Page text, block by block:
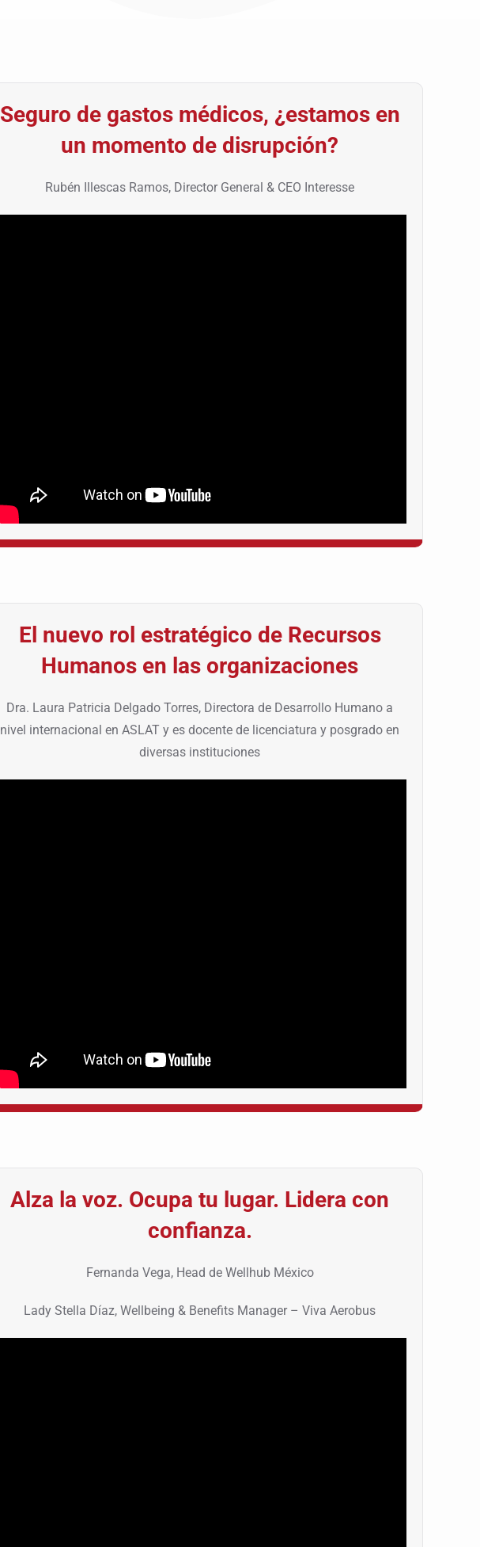
Seguro de gastos médicos, ¿estamos en
un momento de disrupción?
Rubén Illescas Ramos, Director General & CEO Interesse
El nuevo rol estratégico de Recursos
Humanos en las organizaciones
Dra. Laura Patricia Delgado Torres, Directora de Desarrollo Humano a
nivel internacional en ASLAT y es docente de licenciatura y posgrado en
diversas instituciones
Alza la voz. Ocupa tu lugar. Lidera con
confianza.
Fernanda Vega, Head de Wellhub México
Lady Stella Díaz, Wellbeing & Benefits Manager – Viva Aerobus